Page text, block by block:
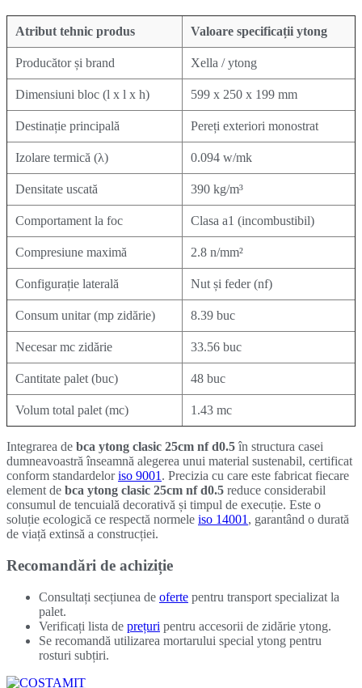
Atribut tehnic produs Valoare specificații ytong
Producător și brand Xella / ytong
Dimensiuni bloc (l x l x h) 599 x 250 x 199 mm
Destinație principală Pereți exteriori monostrat
Izolare termică (λ) 0.094 w/mk
Densitate uscată 390 kg/m³
Comportament la foc Clasa a1 (incombustibil)
Compresiune maximă 2.8 n/mm²
Configurație laterală Nut și feder (nf)
Consum unitar (mp zidărie) 8.39 buc
Necesar mc zidărie 33.56 buc
Cantitate palet (buc) 48 buc
Volum total palet (mc) 1.43 mc
Integrarea de bca ytong clasic 25cm nf d0.5în structura casei
dumneavoastră înseamnă alegerea unui material sustenabil, certificat
conform standardeloriso 9001 . Precizia cu care este fabricat fiecare
element de bca ytong clasic 25cm nf d0.5 reduce considerabil
consumul de tencuială decorativă și timpul de execuție. Este o
soluție ecologică ce respectă normele iso 14001 , garantând o durată
de viață extinsă a construcției.
Recomandări de achiziție
Consultați secțiunea de oferte pentru transport specializat la
palet.
Verificați lista de prețuri pentru accesorii de zidărie ytong.
Se recomandă utilizarea mortarului special ytong pentru
rosturi subțiri.